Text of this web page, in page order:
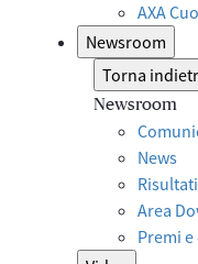
AXA
Newsroom
Torna
Newsroom
News
Risultati
Area
Premi